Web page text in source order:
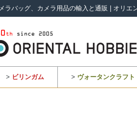
ラバッグ、カメラ用品の輸入と通販 | オリエ
> ビリンガム > ヴォータンクラフト